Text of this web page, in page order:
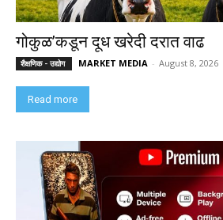
गोकुळ’कडून दूध खरेदी दरात वाढ
शैक्षणिक - उद्योग MARKET MEDIA - August 8, 2026
Read more